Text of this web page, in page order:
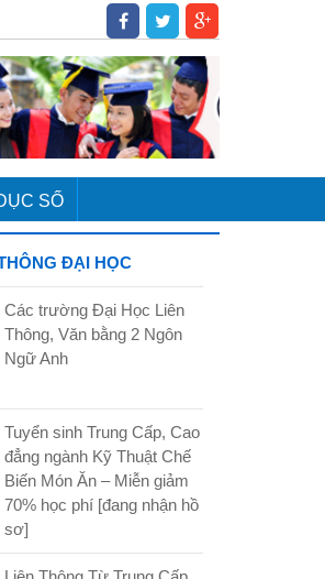
SỐ
ĐẠI HỌC
Các trường Đại Học Liên
Thông, Văn bằng 2 Ngôn
Ngữ Anh
Tuyển sinh Trung Cấp, Cao
đẳng ngành Kỹ Thuật Chế
Biến Món Ăn – Miễn giảm
70% học phí [đang nhận hồ
sơ]